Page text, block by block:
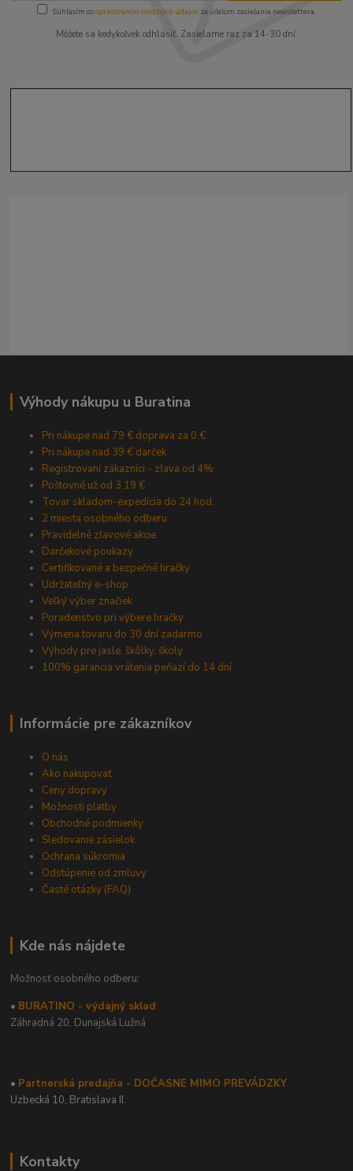
Súhlasím sospracovaním osobných údajov za účelom zasielania newslettera.
Môžete sa kedykoľvek odhlásiť. Zasielame raz za 14-30 dní.
Výhody nákupu u Buratina
Pri nákupe nad 79 € doprava za 0 €
Pri nákupe nad 39 € darček
Registrovaní zákazníci - zľava od 4%
Poštovné už od 3,19 €
Tovar skladom-expedícia do 24 hod.
2 miesta osobného odberu
Pravidelné zľavové akcie
Darčekové poukazy
Certifikované a bezpečné hračky
Udržateľný e-shop
Veľký výber značiek
Poradenstvo pri výbere hračky
Výmena tovaru do 30 dní zadarmo
Výhody pre jasle, škôlky, školy
100% garancia vrátenia peňazí do 14 dní
Informácie pre zákazníkov
O nás
Ako nakupovať
Ceny dopravy
Možnosti platby
Obchodné podmienky
Sledovanie zásielok
Ochrana súkromia
Odstúpenie od zmluvy
Časté otázky (FAQ)
Kde nás nájdete
Možnosť osobného odberu:
• BURATINO - výdajný sklad
Záhradná 20, Dunajská Lužná
• Partnerská predajňa - DOČASNE MIMO PREVÁDZKY
Uzbecká 10, Bratislava II.
Kontakty